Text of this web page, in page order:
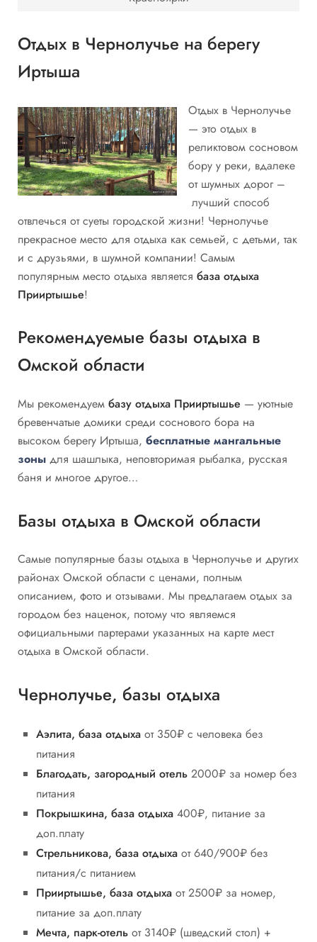
Отдых в Чернолучье на берегу
Иртыша
Отдых в Чернолучье
— это отдых в
реликтовом сосновом
бору у реки, вдалеке
от шумных дорог –
лучший способ
отвлечься от суеты городской жизни! Чернолучье
прекрасное место для отдыха как семьей, с детьми, так
и с друзьями, в шумной компании! Самым
популярным место отдыха является база отдыха
Прииртышье!
Рекомендуемые базы отдыха в
Омской области
Мы рекомендуем базу отдыха Прииртышье — уютные
бревенчатые домики среди соснового бора на
высоком берегу Иртыша, бесплатные мангальные
зоны для шашлыка, неповторимая рыбалка, русская
баня и многое другое…
Базы отдыха в Омской области
Самые популярные базы отдыха в Чернолучье и других
районах Омской области с ценами, полным
описанием, фото и отзывами. Мы предлагаем отдых за
городом без наценок, потому что являемся
официальными партерами указанных на карте мест
отдыха в Омской области.
Чернолучье, базы отдыха
Аэлита, база отдыха от 350₽ с человека без
питания
Благодать, загородный отель 2000₽ за номер без
питания
Покрышкина, база отдыха 400₽, питание за
доп.плату
Стрельникова, база отдыха от 640/900₽ без
питания/с питанием
Прииртышье, база отдыха от 2500₽ за номер,
питание за доп.плату
Мечта, парк-отель от 3140₽ (шведский стол) +